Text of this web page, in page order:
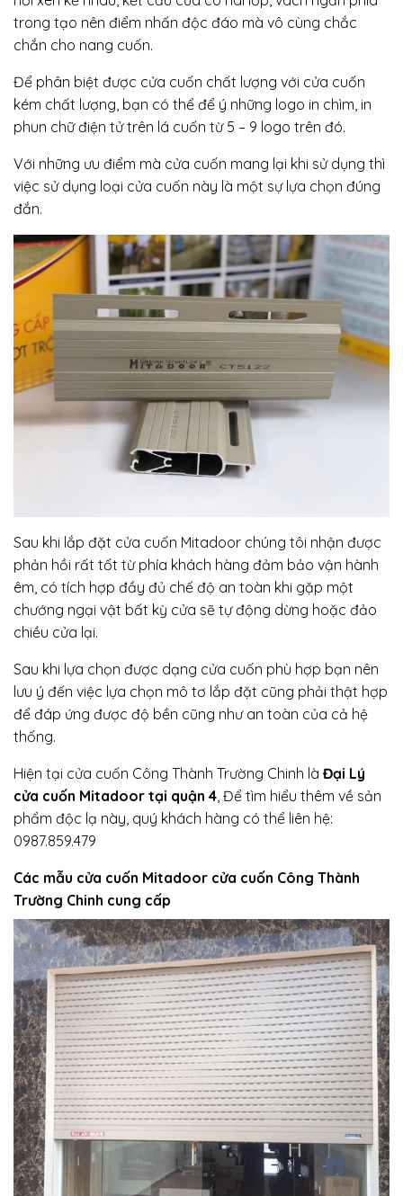
trong tạo nên điểm nhấn độc đáo mà vô cùng chắc
chắn cho nang cuốn.
Để phân biệt được cửa cuốn chất lượng với cửa cuốn
kém chất lượng, bạn có thể để ý những logo in chìm, in
phun chữ điện tử trên lá cuốn từ 5 – 9 logo trên đó.
Với những ưu điểm mà cửa cuốn mang lại khi sử dụng thì
việc sử dụng loại cửa cuốn này là một sự lựa chọn đúng
đắn.
Sau khi lắp đặt cửa cuốn Mitadoor chúng tôi nhận được
phản hồi rất tốt từ phía khách hàng đảm bảo vận hành
êm, có tích hợp đầy đủ chế độ an toàn khi gặp một
chướng ngại vật bất kỳ cửa sẽ tự động dừng hoặc đảo
chiều cửa lại.
Sau khi lựa chọn được dạng cửa cuốn phù hợp bạn nên
lưu ý đến việc lựa chọn mô tơ lắp đặt cũng phải thật hợp
để đáp ứng được độ bền cũng như an toàn của cả hệ
thống.
Hiện tại cửa cuốn Công Thành Trường Chinh là Đại Lý
cửa cuốn Mitadoor tại quận 4 , Để tìm hiểu thêm về sản
phẩm độc lạ này, quý khách hàng có thể liên hệ:
0987.859.479
Các mẫu cửa cuốn Mitadoor cửa cuốn Công Thành
Trường Chinh cung cấp